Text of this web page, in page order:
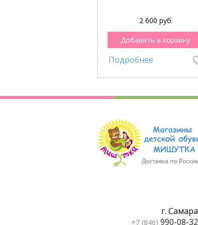
2 600 руб
Добавить в корзину
Подробнее
г. Самара
+7 (846) 990-08-32